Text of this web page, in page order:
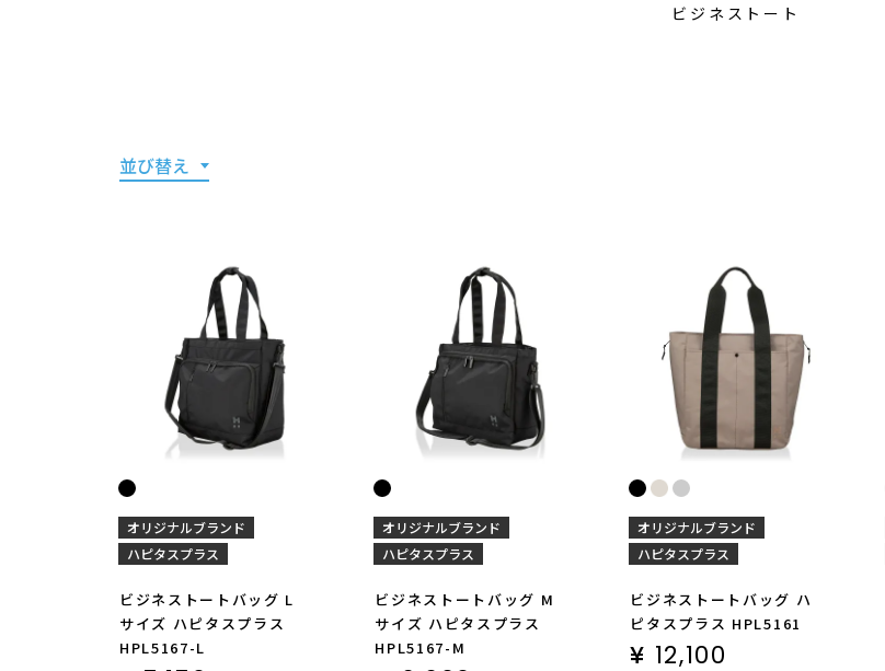
ビジネストート
並び替え
オリジナルブランド
ハピタスプラス
ビジネストートバッグ L
サイズ ハピタスプラス
HPL5167-L
オリジナルブランド
ハピタスプラス
ビジネストートバッグ M
サイズ ハピタスプラス
HPL5167-M
オリジナルブランド
ハピタスプラス
ビジネストートバッグ ハ
ピタスプラス HPL5161
¥ 12,100